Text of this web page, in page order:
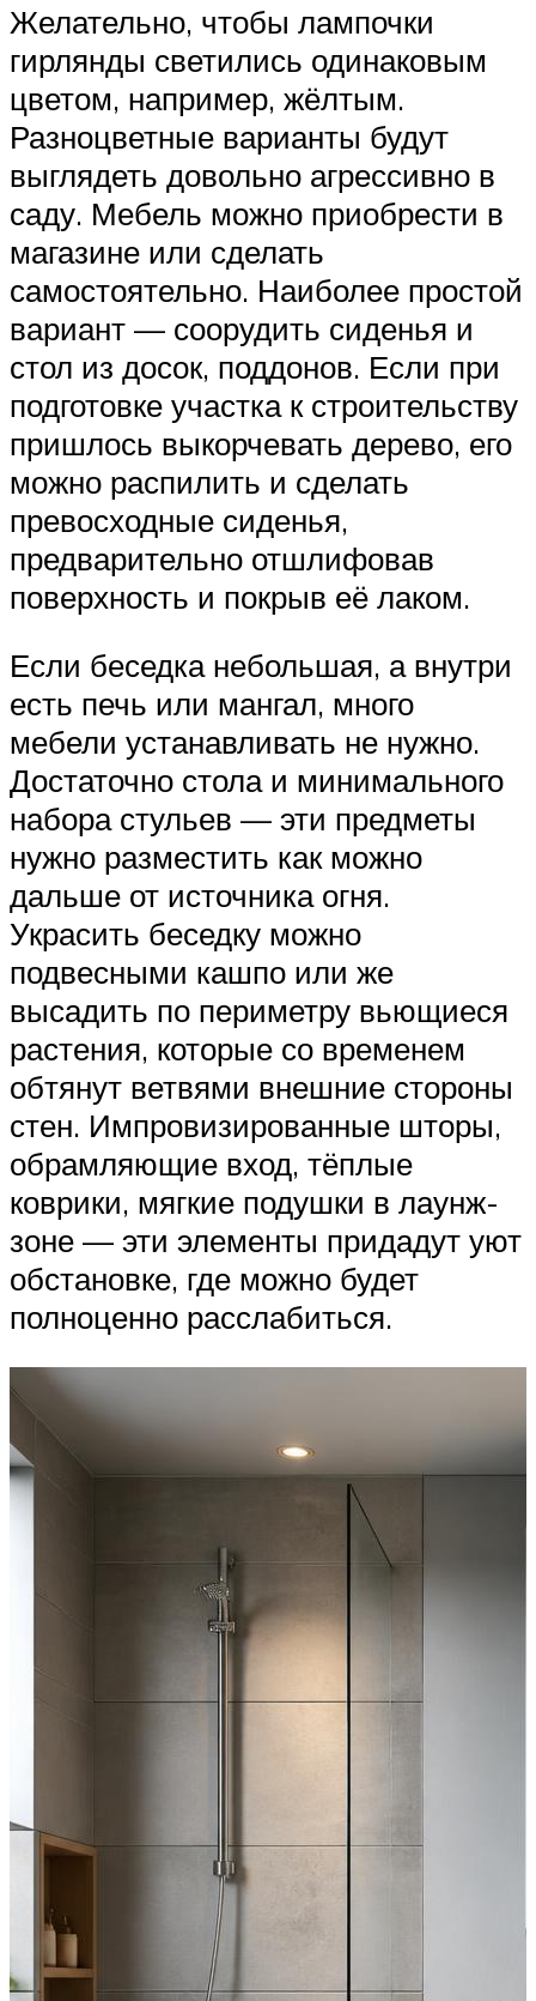
Желательно, чтобы лампочки
гирлянды светились одинаковым
цветом, например, жёлтым.
Разноцветные варианты будут
выглядеть довольно агрессивно в
саду. Мебель можно приобрести в
магазине или сделать
самостоятельно. Наиболее простой
вариант — соорудить сиденья и
стол из досок, поддонов. Если при
подготовке участка к строительству
пришлось выкорчевать дерево, его
можно распилить и сделать
превосходные сиденья,
предварительно отшлифовав
поверхность и покрыв её лаком.
Если беседка небольшая, а внутри
есть печь или мангал, много
мебели устанавливать не нужно.
Достаточно стола и минимального
набора стульев — эти предметы
нужно разместить как можно
дальше от источника огня.
Украсить беседку можно
подвесными кашпо или же
высадить по периметру вьющиеся
растения, которые со временем
обтянут ветвями внешние стороны
стен. Импровизированные шторы,
обрамляющие вход, тёплые
коврики, мягкие подушки в лаунж-
зоне — эти элементы придадут уют
обстановке, где можно будет
полноценно расслабиться.